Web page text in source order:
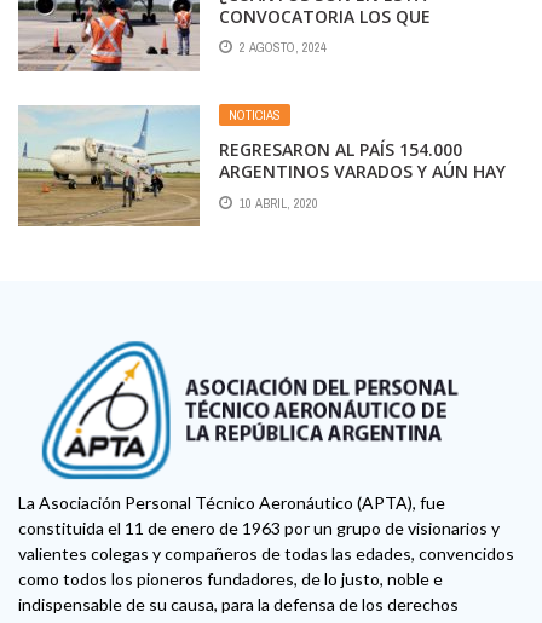
CONVOCATORIA LOS QUE
ACEPTARON EL RETIRO
VOLUNTARIO DE AEROLÍNEAS
VERSIONES ENCONTRADAS.
2 AGOSTO, 2024
NOTICIAS
REGRESARON AL PAÍS 154.000
ARGENTINOS VARADOS Y AÚN HAY
10.000 QUE ESPERAN PODER VOLVER
10 ABRIL, 2020
La Asociación Personal Técnico Aeronáutico (APTA), fue
constituida el 11 de enero de 1963 por un grupo de visionarios y
valientes colegas y compañeros de todas las edades, convencidos
como todos los pioneros fundadores, de lo justo, noble e
indispensable de su causa, para la defensa de los derechos